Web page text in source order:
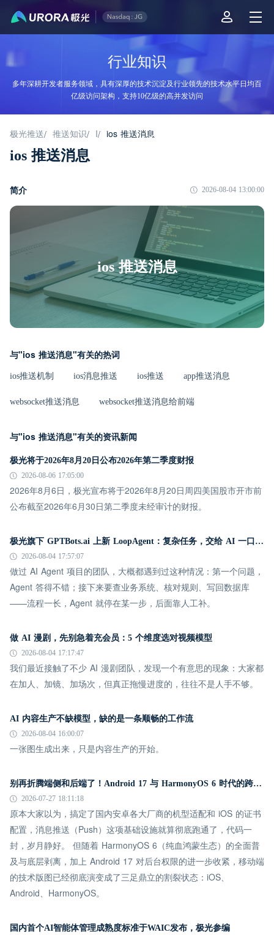
行业知识
多年深耕开发者服务领域，具有深厚的技术沉淀及行业领先的技术水平日均百
亿级访问架构，支持10亿级的高并发访问
极光推送/ 推送知识/ I/ ios 推送消息
ios 推送消息
简介 2026-08-04 13:00:00
ios 推送消息
与"ios 推送消息"有关的热词
ios推送机制 ios消息推送 ios推送 app推送消息
websocket推送消息 websocket推送消息给前端
与"ios 推送消息"有关的资讯新闻
极光将于2026年8月20日公布2026年第二季度财报
2026-08-06 17:05:00
2026年8月6日，极光宣布将于2026年8月20日周四美国股市开市前
公布截至2026年6月30日第二季度未经审计的财报。
极光旗下 GPTBots.ai 上新 LoopAgent：复杂任务，交给 AI 一口气跑完
2026-08-04 17:57:07
做过 AI Agent 项目的团队，大概都遇到过这种情况：第一个问题，
Agent 答得不错；接下来要查业务系统、核对规则、写回数据库
——流程一长，Agent 就停在某一步，后面靠人工补。
做 AI 漫剧，先别急着充会员：5 个维度选对视频模型
2026-08-04 17:17:47
我们最近接触了不少 AI 漫剧团队，发现一个有意思的现象：大家都
在加人、加镜、加场次，但真正拖慢进度的，往往不是人手不够。
AI 内容生产不缺模型，缺的是一条顺畅的工作流
2026-08-04 16:00:07
一张图生成出来，只是内容生产的开始。
别再折腾端侧和后端了！Android 17 与 HarmonyOS 6 时代的跨平台推送指南
2026-07-27 18:11:18
原本大家以为，搞定了国内安卓各大厂商的机型适配和 iOS 的证书
配置，消息推送（Push）这项基础设施就算彻底跑通了，代码一
封，岁月静好。 但随着 HarmonyOS 6（纯血鸿蒙生态）的全面普
及与底层剥离，加上 Android 17 对后台权限的进一步收紧，移动端
的技术版图已经彻底演变成了三足鼎立的割裂状态：iOS、
Android、HarmonyOS。
国内首个AI智能体管理成熟度标准于WAIC发布，极光参编